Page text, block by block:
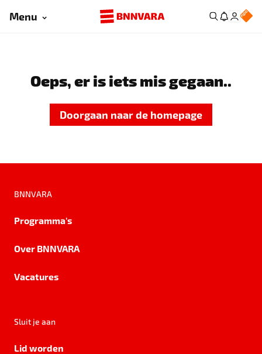
Menu
Oeps, er is iets mis gegaan..
Doorgaan naar de homepage
BNNVARA
Programma's
Over BNNVARA
Vacatures
Sluit je aan
Lid worden